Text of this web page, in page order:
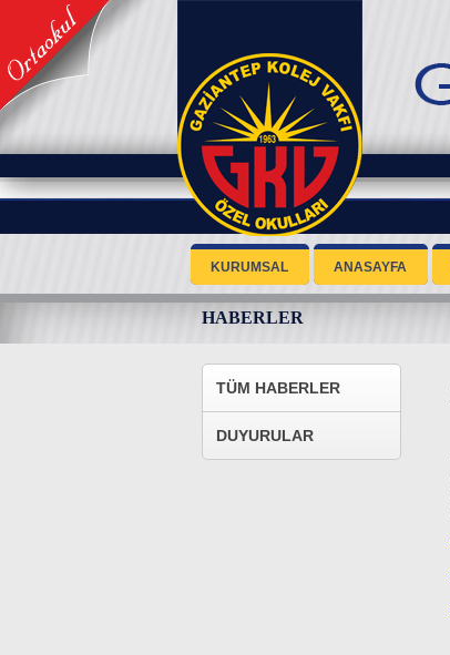
KURUMSAL ANASAYFA
HABERLER
TÜM HABERLER
DUYURULAR